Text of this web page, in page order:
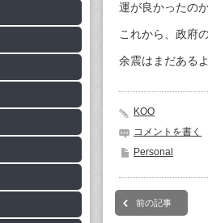
運が良かったの
これから、政府
余震はまだある
KOO
コメントを書く
Personal
前の記事